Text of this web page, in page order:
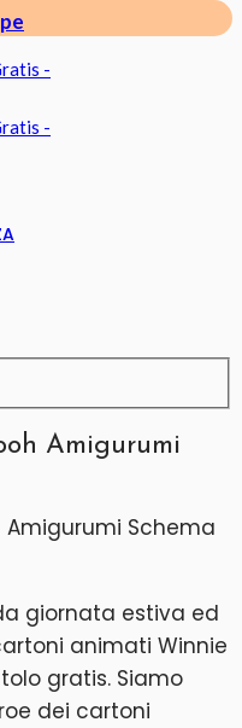
Amigurumi
giornata estiva ed
animati Winnie
gratis. Siamo
dei cartoni